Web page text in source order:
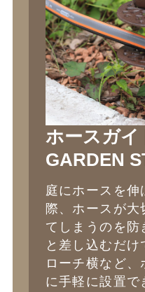
ホースガイ
GARDEN
庭にホースを伸
際、ホースが大
てしまうのを防
と差し込むだ
ローチ横など、
に手軽に設置